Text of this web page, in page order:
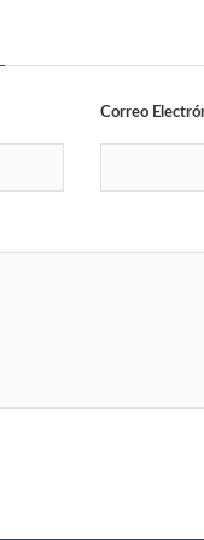
Correo